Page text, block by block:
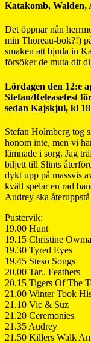
Katakomb, Walden,
Det öppnar nån
min Thoreau-bok?!)
smaken att bjuda in
försöker de muta dit
Lördagen den 12:e
Stefan/Releasefest
sedan Kajskjul, kl
Stefan Holmberg tog
honom inte, men vi
lämnade i sorg. Jag
biljett till Slints
dykt upp på massvis
kväll spelar en rad
Audrey ska
Pustervik:
19.00 Hunt
19.15 Christine
19.30 Tyred Eyes
19.45 Steso Songs
20.00 Tar.. Feathers
20.15 Tigers Of The
21.00 Winter Took
21.10 Vic & Suz
21.20 Ceremonies
21.35 Audrey
21.50 Killers Walk